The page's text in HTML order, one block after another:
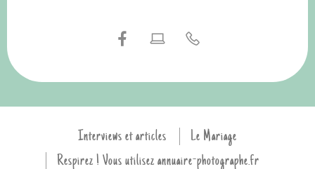
Interviews et articles
Le Mariage
Respirez ! Vous utilisez annuaire-photographe.fr